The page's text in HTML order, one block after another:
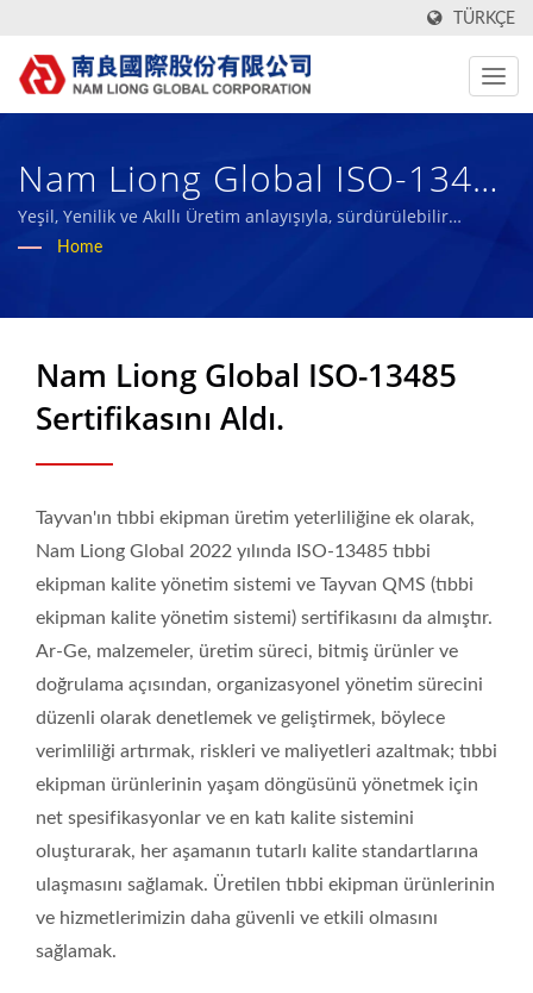
TÜRKÇE
Nam Liong Global ISO-13485
Sertifikasını Aldı | 50 Yıldan
Teknik Kumaş Ve Biyolojik
Kauçuk Sünger Üreticisi |
Nam Liong
Yeşil, Yenilik ve Akıllı Üretim anlayışıyla, sürdürülebilir
kompozit malzeme endüstrisinin ölçütü olmayı ve
Home
Nam Liong Global ISO-13485
Sertifikasını Aldı.
Tayvan'ın tıbbi ekipman üretim yeterliliğine ek olarak,
Nam Liong Global 2022 yılında ISO-13485 tıbbi
ekipman kalite yönetim sistemi ve Tayvan QMS (tıbbi
ekipman kalite yönetim sistemi) sertifikasını da almıştır.
Ar-Ge, malzemeler, üretim süreci, bitmiş ürünler ve
doğrulama açısından, organizasyonel yönetim sürecini
düzenli olarak denetlemek ve geliştirmek, böylece
verimliliği artırmak, riskleri ve maliyetleri azaltmak; tıbbi
ekipman ürünlerinin yaşam döngüsünü yönetmek için
net spesifikasyonlar ve en katı kalite sistemini
oluşturarak, her aşamanın tutarlı kalite standartlarına
ulaşmasını sağlamak. Üretilen tıbbi ekipman ürünlerinin
ve hizmetlerimizin daha güvenli ve etkili olmasını
sağlamak.